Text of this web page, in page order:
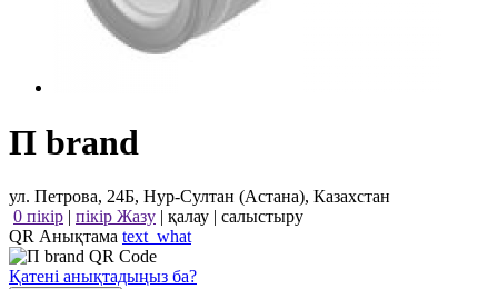
П brand
ул. Петрова, 24Б, Нур-Султан (Астана), Казахстан
0 пікір | пікір Жазу | қалау | салыстыру
QR Анықтама text_what
Қатені анықтадыңыз ба?